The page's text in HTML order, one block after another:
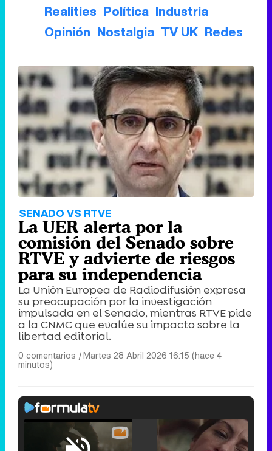
Realities Política Industria
Opinión Nostalgia TV UK Redes
SENADO VS RTVE
La UER alerta por la
comisión del Senado sobre
RTVE y advierte de riesgos
para su independencia
La Unión Europea de Radiodifusión expresa
su preocupación por la investigación
impulsada en el Senado, mientras RTVE pide
a la CNMC que evalúe su impacto sobre la
libertad editorial.
0 comentarios |Martes 28 Abril 2026 16:15 (hace 4
minutos)